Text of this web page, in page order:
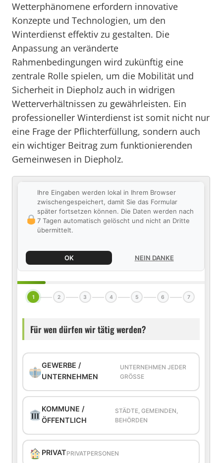
Wetterphänomene erfordern innovative
Konzepte und Technologien, um den
Winterdienst effektiv zu gestalten. Die
Anpassung an veränderte
Rahmenbedingungen wird zukünftig eine
zentrale Rolle spielen, um die Mobilität und
Sicherheit in Diepholz auch in widrigen
Wetterverhältnissen zu gewährleisten. Ein
professioneller Winterdienst ist somit nicht nur
eine Frage der Pflichterfüllung, sondern auch
ein wichtiger Beitrag zum funktionierenden
Gemeinwesen in Diepholz.
Ihre Eingaben werden lokal in Ihrem Browser
zwischengespeichert, damit Sie das Formular
später fortsetzen können. Die Daten werden nach
7 Tagen automatisch gelöscht und nicht an Dritte
übermittelt.
OK NEIN DANKE
1 2 3 4 5 6 7
Für wen dürfen wir tätig werden?
GEWERBE /
UNTERNEHMEN
UNTERNEHMEN JEDER
GRÖSSE
KOMMUNE /
ÖFFENTLICH
STÄDTE, GEMEINDEN,
BEHÖRDEN
PRIVATPRIVATPERSONEN